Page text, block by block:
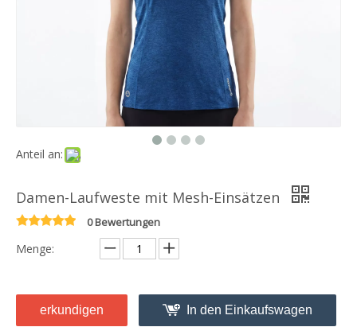
Anteil an:
Damen-Laufweste mit Mesh-Einsätzen
0 Bewertungen
Menge:
erkundigen In den Einkaufswagen